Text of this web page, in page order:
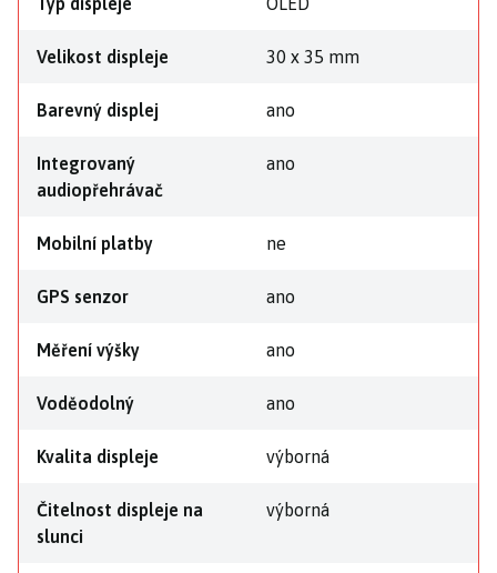
Velikost displeje 30 x 35 mm
Barevný displej ano
Integrovaný
audiopřehrávač
ano
Mobilní platby ne
GPS senzor ano
Měření výšky ano
Voděodolný ano
Kvalita displeje výborná
Čitelnost displeje na
slunci
výborná